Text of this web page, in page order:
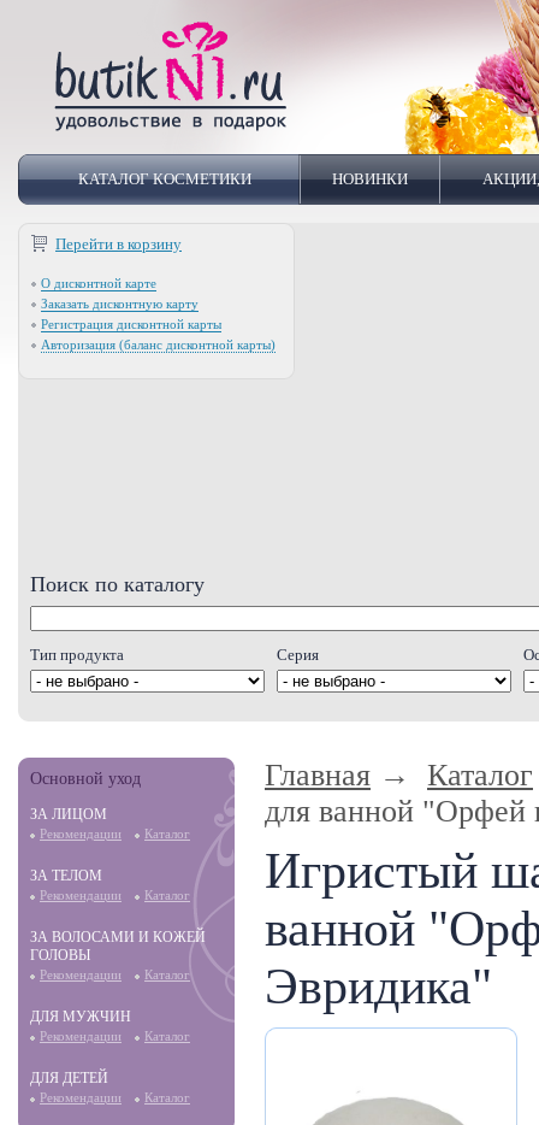
КАТАЛОГ КОСМЕТИКИ НОВИНКИ
Перейти в корзину
О дисконтной карте
Заказать дисконтную карту
Регистрация дисконтной карты
Авторизация (баланс дисконтной карты)
Поиск по каталогу
Тип продукта Серия
Основной уход
ЗА ЛИЦОМ
Рекомендации Каталог
ЗА ТЕЛОМ
Рекомендации Каталог
ЗА ВОЛОСАМИ И КОЖЕЙ
ГОЛОВЫ
Рекомендации Каталог
ДЛЯ МУЖЧИН
Рекомендации Каталог
ДЛЯ ДЕТЕЙ
Рекомендации Каталог
Главная → Каталог
для ванной "Орфей
Игристый
ванной
Эвридика"